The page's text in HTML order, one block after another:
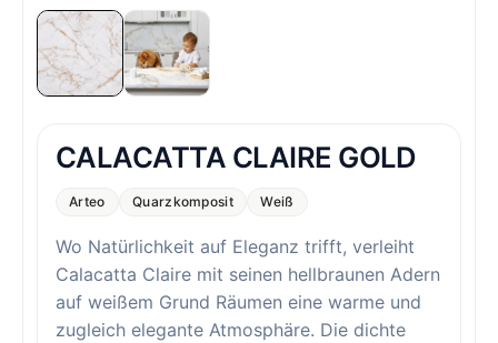
CALACATTA CLAIRE GOLD
Arteo Quarzkomposit Weiß
Wo Natürlichkeit auf Eleganz trifft, verleiht
Calacatta Claire mit seinen hellbraunen Adern
auf weißem Grund Räumen eine warme und
zugleich elegante Atmosphäre. Die dichte